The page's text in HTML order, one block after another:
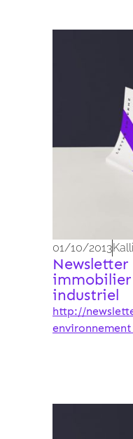
01/10/2013
industriel
http://